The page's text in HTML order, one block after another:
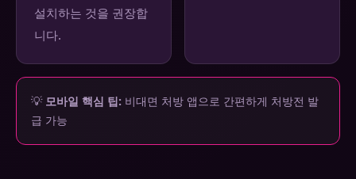
설치하는 것을 권장합
니다.
💡 모바일 핵심 팁: 비대면 처방 앱으로 간편하게 처방전 발
급 가능